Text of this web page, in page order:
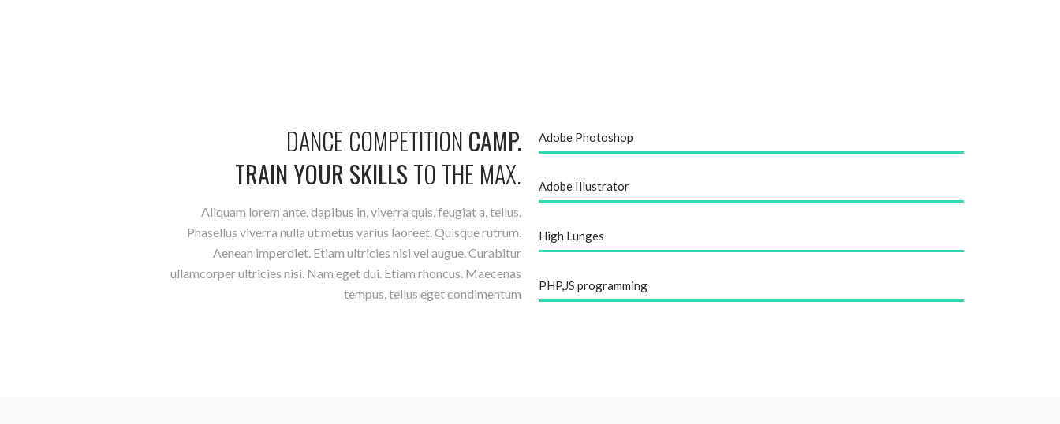
DANCE COMPETITION CAMP.
TRAIN YOUR SKILLSTO THE MAX.
Aliquam lorem ante, dapibus in, viverra quis, feugiat a, tellus.
Phasellus viverra nulla ut metus varius laoreet. Quisque rutrum.
Aenean imperdiet. Etiam ultricies nisi vel augue. Curabitur
ullamcorper ultricies nisi. Nam eget dui. Etiam rhoncus. Maecenas
tempus, tellus eget condimentum
Adobe Photoshop
Adobe Illustrator
High Lunges
PHP,JS programming